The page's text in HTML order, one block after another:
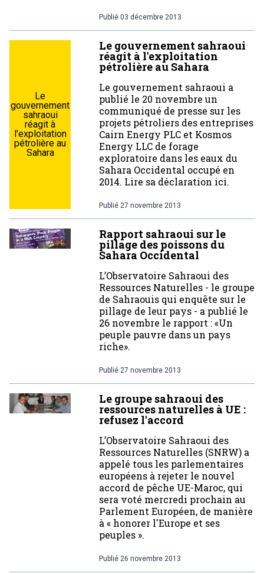
Publié 03 décembre 2013
Le
gouvernement
sahraoui
réagit à
l'exploitation
pétrolière au
Sahara
Le gouvernement sahraoui
réagit à l'exploitation
pétrolière au Sahara
Le gouvernement sahraoui a
publié le 20 novembre un
communiqué de presse sur les
projets pétroliers des entreprises
Cairn Energy PLC et Kosmos
Energy LLC de forage
exploratoire dans les eaux du
Sahara Occidental occupé en
2014. Lire sa déclaration ici.
Publié 27 novembre 2013
Rapport sahraoui sur le
pillage des poissons du
Sahara Occidental
L’Observatoire Sahraoui des
Ressources Naturelles - le groupe
de Sahraouis qui enquête sur le
pillage de leur pays - a publié le
26 novembre le rapport : «Un
peuple pauvre dans un pays
riche».
Publié 27 novembre 2013
Le groupe sahraoui des
ressources naturelles à UE :
refusez l'accord
L’Observatoire Sahraoui des
Ressources Naturelles (SNRW) a
appelé tous les parlementaires
européens à rejeter le nouvel
accord de pêche UE-Maroc, qui
sera voté mercredi prochain au
Parlement Européen, de manière
à « honorer l'Europe et ses
peuples ».
Publié 26 novembre 2013